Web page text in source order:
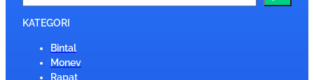
e
aKATEGORI
Bintal
Monev
Rapat